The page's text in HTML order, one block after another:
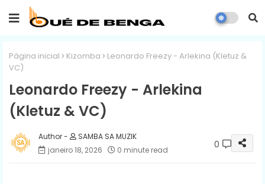
Página inicial Kizomba
Leonardo Freezy - Arlekina (Kletuz &
VC)
Leonardo Freezy - Arlekina
(Kletuz & VC)
SAMBA SA MUZIK
janeiro 18, 2026
0 minute read 0